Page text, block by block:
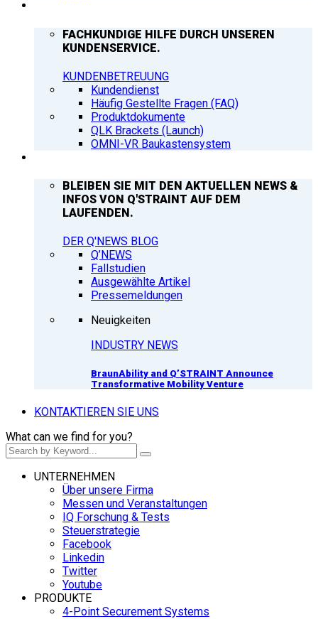
FACHKUNDIGE HILFE DURCH UNSEREN
KUNDENSERVICE.
KUNDENBETREUUNG
Kundendienst
Häufig Gestellte Fragen (FAQ)
Produktdokumente
QLK Brackets (Launch)
OMNI-VR Baukastensystem
BLEIBEN SIE MIT DEN AKTUELLEN NEWS &
INFOS VON Q'STRAINT AUF DEM
LAUFENDEN.
DER Q'NEWS BLOG
Q’NEWS
Fallstudien
Ausgewählte Artikel
Pressemeldungen
Neuigkeiten
INDUSTRY NEWS
BraunAbility and Q’STRAINT Announce
Transformative Mobility Venture
KONTAKTIEREN SIE UNS
What can we find for you?
UNTERNEHMEN
Über unsere Firma
Messen und Veranstaltungen
IQ Forschung & Tests
Steuerstrategie
Facebook
Linkedin
Twitter
Youtube
PRODUKTE
4-Point Securement Systems